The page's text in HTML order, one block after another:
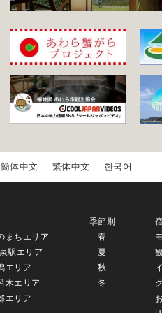
簡体中文 繁体中文 한국어
まちエリア
駅エリア
エリア
木エリア
エリア
季節別
春
夏
秋
冬